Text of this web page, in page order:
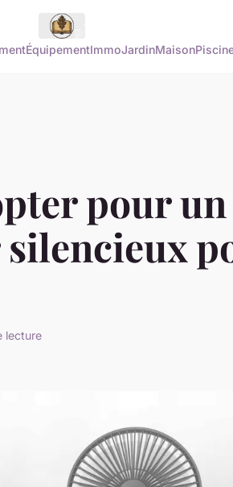
ÉquipementImmoJardinMaison
pour un
lecture